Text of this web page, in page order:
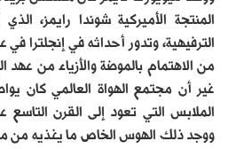
المنتجة الأميركية شوندا رايمز،
من الاهتمام بالموضة والأزياء من عهد
غير أن مجتمع الهواة العالمي كان
الملابس التي تعود إلى القرن
ووجد ذلك الهوس الخاص ما يغذيه من